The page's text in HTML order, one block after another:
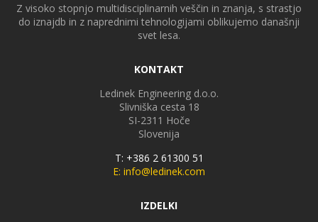
Z visoko stopnjo multidisciplinarnih veščin in znanja, s strastjo
do iznajdb in z naprednimi tehnologijami oblikujemo današnji
svet lesa.
KONTAKT
Ledinek Engineering d.o.o.
Slivniška cesta 18
SI-2311 Hoče
Slovenija
T: +386 2 61300 51
E: info@ledinek.com
IZDELKI